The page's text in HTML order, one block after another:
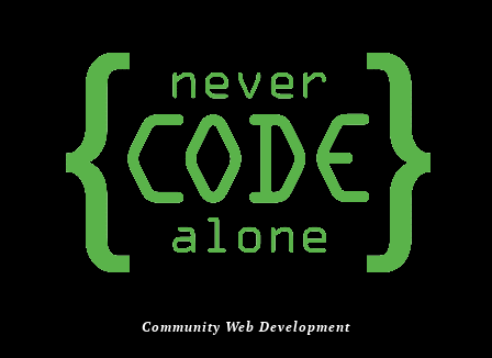
Community Web Development